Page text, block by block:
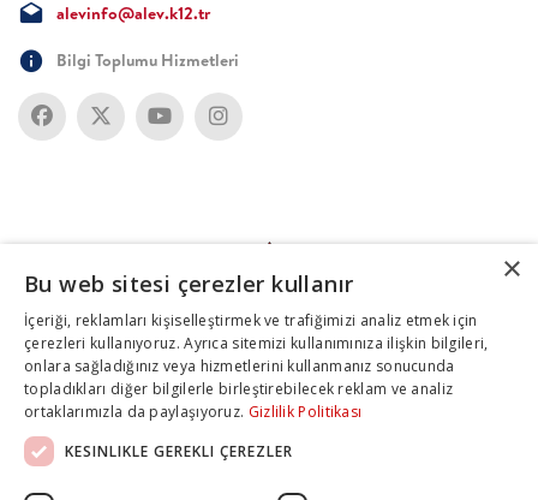
alevinfo@alev.k12.tr
Bilgi Toplumu Hizmetleri
×
Bu web sitesi çerezler kullanır
İçeriği, reklamları kişiselleştirmek ve trafiğimizi analiz etmek için
çerezleri kullanıyoruz. Ayrıca sitemizi kullanımınıza ilişkin bilgileri,
onlara sağladığınız veya hizmetlerini kullanmanız sonucunda
topladıkları diğer bilgilerle birleştirebilecek reklam ve analiz
ortaklarımızla da paylaşıyoruz. Gizlilik Politikası
KESINLIKLE GEREKLI ÇEREZLER